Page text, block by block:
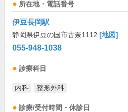
所在地・電話番号
伊豆長岡駅
静岡県伊豆の国市古奈1112 [地図]
055-948-1038
診療科目
内科 整形外科
診療/受付時間・休診日